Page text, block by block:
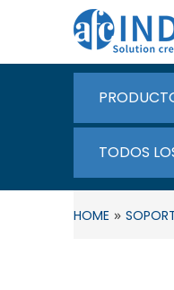
TODOS
HOME »